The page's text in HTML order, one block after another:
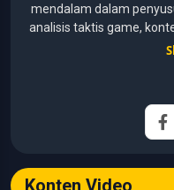
mendalam dalam
analisis taktis game,
pencari (SEO) untuk
mengenai kaidah
dan teknik
pengembangan
relevansi, dan
gameplay, serta
Konten Video